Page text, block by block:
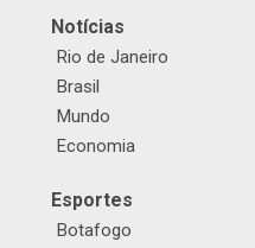
Notícias
Rio de Janeiro
Brasil
Mundo
Economia
Esportes
Botafogo